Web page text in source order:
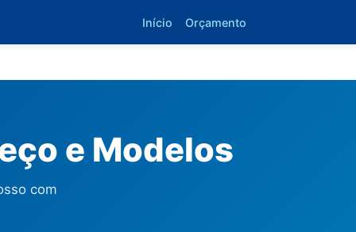
Início Orçamento
e Modelos
com